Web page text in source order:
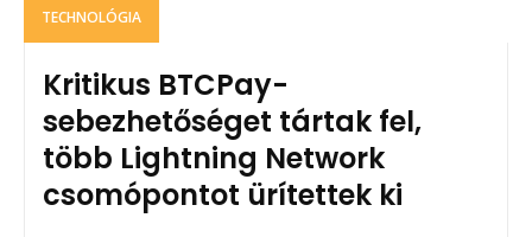
TECHNOLÓGIA
Kritikus BTCPay-
sebezhetőséget tártak fel,
több Lightning Network
csomópontot ürítettek ki